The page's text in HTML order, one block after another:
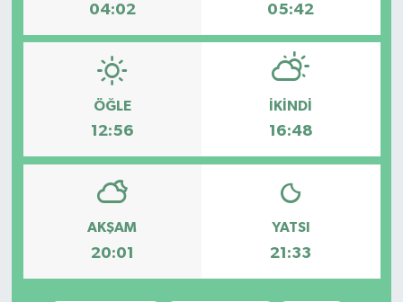
04:02 05:42
ÖĞLE
12:56
İKINDI
16:48
AKŞAM
20:01
YATSI
21:33